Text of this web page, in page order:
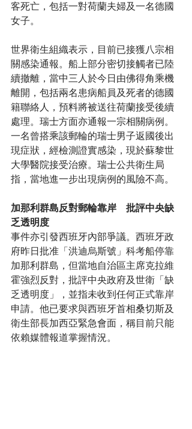
客死亡，包括一對荷蘭夫婦及一名德國
女子。
世界衛生組織表示，目前已接獲八宗相
關感染通報。船上部分密切接觸者已陸
續撤離，當中三人於今日由佛得角乘機
離開，包括兩名患病船員及死者的德國
籍聯絡人，預料將被送往荷蘭接受後續
處理。瑞士方面亦通報一宗相關病例。
一名曾搭乘該郵輪的瑞士男子返國後出
現症狀，經檢測證實感染，現於蘇黎世
大學醫院接受治療。瑞士公共衛生局
指，當地進一步出現病例的風險不高。
加那利群島反對郵輪靠岸　批評中央缺
乏透明度
事件亦引發西班牙內部爭議。西班牙政
府昨日批准「洪迪烏斯號」科考船停靠
加那利群島，但當地自治區主席克拉維
霍強烈反對，批評中央政府及世衛「缺
乏透明度」，並指未收到任何正式靠岸
申請。他已要求與西班牙首相桑切斯及
衛生部長加西亞緊急會面，稱目前只能
依賴媒體報道掌握情況。